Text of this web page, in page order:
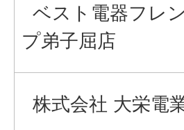
ベスト電器フレ
プ弟子屈店
株式会社 大栄電